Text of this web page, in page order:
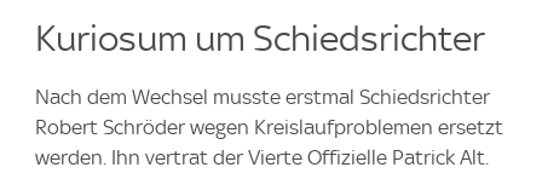
Kuriosum um Schiedsrichter
Nach dem Wechsel musste erstmal Schiedsrichter
Robert Schröder wegen Kreislaufproblemen ersetzt
werden. Ihn vertrat der Vierte Offizielle Patrick Alt.